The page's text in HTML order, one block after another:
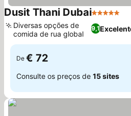
Dusit Thani Dubai5 Estrelas
9,1
Diversas opções de
comida de rua global
De € 72
Consulte os preços de 15 sites